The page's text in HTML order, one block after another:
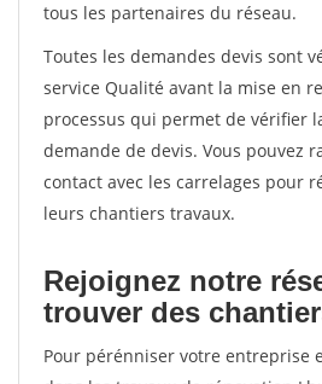
tous les partenaires du réseau.
Toutes les demandes devis sont
service Qualité avant la mise en
processus qui permet de vérifier
demande de devis. Vous pouvez
contact avec les carrelages pour
leurs chantiers travaux.
Rejoignez notre
trouver des
Pour pérénniser votre entreprise